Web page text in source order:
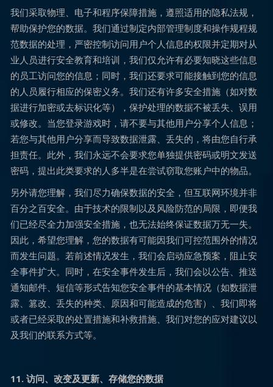
我们采取物理、电子和程序保障措施，遵照适用的隐私法规，
帮助保护您的数据。我们通过制定内部管理制度和操作规程规
范数据的处理，严密控制访问用户个人信息的权限并定期对从
业人员进行安全教育和培训，我们仅允许有必要知晓这些信息
的员工访问您的信息；同时，我们还要求可能接触到您的信息
的人员履行相应的保密义务。我们还有许多安全措施（如对数
据进行加密或去标识化等），保护处理的数据不被丢失、误用
或修改。当您登录游戏时，请不要与其他用户分享个人信息；
若您与其他用户分享而导致数据泄露、丢失的，将由您自行承
担责任。此外，我们永远不会要求您单独提供密码或明文发送
密码，提出此类要求的人多半是在尝试窃取您账户中的物品。
另外请您理解，我们尽力确保数据的安全，但互联网环境并非
百分之百安全。由于技术的限制以及风险防范的局限，即便我
们已经尽全力加强安全措施，也无法始终保证数据万无一失。
因此，希望您理解，您的数据有可能因我们可控范围外的情况
而发生问题。若前述情况发生，我们会启动应急预案，阻止安
全事件扩大。同时，在安全事件发生后，我们会以公告、推送
通知邮件、短信等形式告知您安全事件的基本情况（如数据泄
露、篡改、丢失的种类、原因和可能造成的危害）、我们即将
或者已经采取的处置措施和补救措施、我们对您的应对建议以
及我们的联系方式等。
11. 访问、改变及更新、存储您的数据